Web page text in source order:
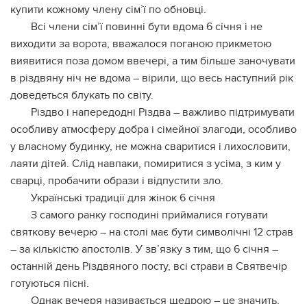
купити кожному члену сім’ї по обновці.
Всі члени сім’ї повинні бути вдома 6 січня і не
виходити за ворота, вважалося поганою прикметою
виявитися поза домом ввечері, а тим більше заночувати
в різдвяну ніч не вдома – вірили, що весь наступний рік
доведеться блукать по світу.
Різдво і напередодні Різдва – важливо підтримувати
особливу атмосферу добра і сімейної злагоди, особливо
у власному будинку, не можна сваритися і лихословити,
лаяти дітей. Слід навпаки, помиритися з усіма, з ким у
сварці, пробачити образи і відпустити зло.
Українські традиції для жінок 6 січня
З самого ранку господині приймалися готувати
святкову вечерю – на столі має бути символічні 12 страв
– за кількістю апостолів. У зв’язку з тим, що 6 січня –
останній день Різдвяного посту, всі страви в Святвечір
готуються пісні.
Однак вечеря називається щедрою – це значить,